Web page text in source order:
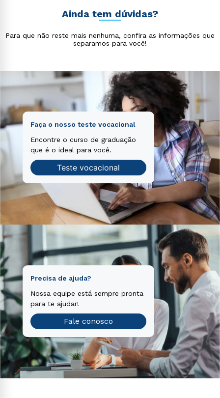
consequuntur magni dolores eos qui ratione
voluptatem sequi nesciunt.
totam rem aperiam, eaque ipsa quae ab illo inventore
veritatis et quasi architecto beatae vitae dicta sunt
voluptas sit aspernatur aut odit aut fugit, sed quia
consequuntur magni dolores eos qui ratione
Ainda tem dúvidas?
Para que não reste mais nenhuma, confira as informações que
separamos para você!
Faça o nosso teste vocacional
Encontre o curso de graduação
que é o ideal para você.
Teste vocacional
Precisa de ajuda?
Nossa equipe está sempre pronta
para te ajudar!
Fale conosco